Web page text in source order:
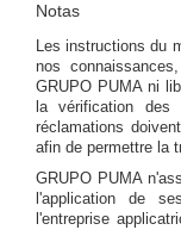
Notas
Les instructions du
nos
GRUPO PUMA ni
la vérification des
réclamations
afin de permettre la
GRUPO PUMA
l'application de
l'entreprise